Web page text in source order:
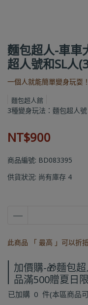
麵包超人-車車
超人號和SL人
一個人就能簡單變身玩耍
麵包超人館
3種變身玩法：麵包超人
NT$900
商品編號: BD083395
供貨狀況: 尚有庫存 4
此商品 「 最高 」可以折
加價購-🎁麵包
品滿500贈夏日
已加購 0 件(本區商品